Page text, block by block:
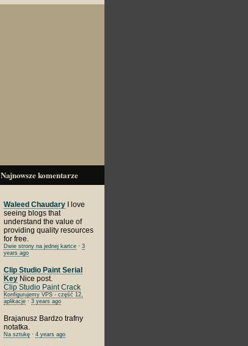
Najnowsze komentarze
Waleed Chaudary I love
seeing blogs that
understand the value of
providing quality resources
for free.
Dwie strony na jednej kartce ·3
years ago
Clip Studio Paint Serial
Key Nice post.
Clip Studio Paint Crack
Konfigurujemy VPS - część 12,
aplikacje ·3 years ago
Brajanusz Bardzo trafny
notatka.
Na sztukę ·4 years ago